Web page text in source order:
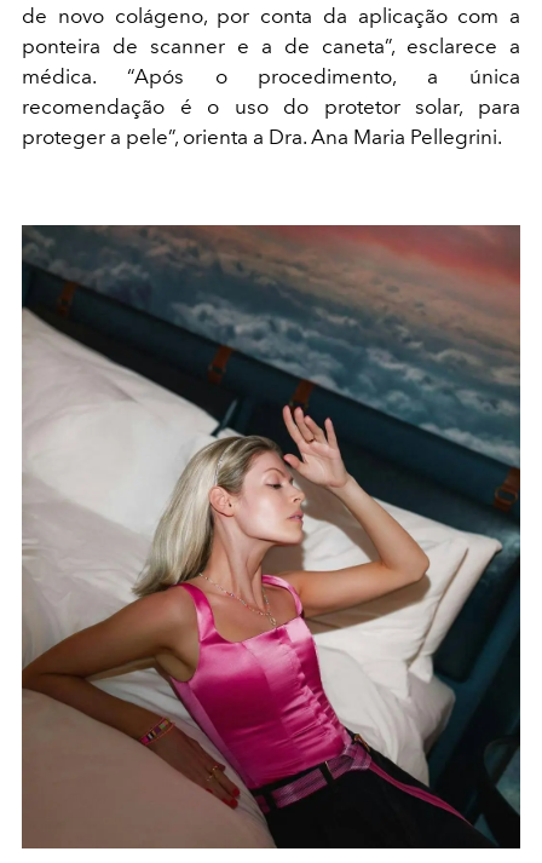
de novo colágeno, por conta da aplicação com a
ponteira de scanner e a de caneta”, esclarece a
médica. “Após o procedimento, a única
recomendação é o uso do protetor solar, para
proteger a pele”, orienta a Dra. Ana Maria Pellegrini.